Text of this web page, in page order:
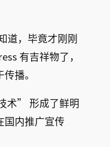
道，毕竟才刚刚
有吉祥物了，
播。
术” 形成了鲜明
国内推广宣传